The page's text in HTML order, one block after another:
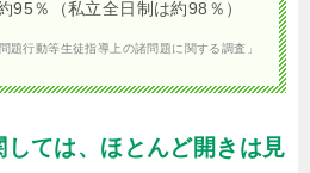
95％（私立全日制は約98％）
題行動等生徒指導上の諸問題に関する調査」
ては、ほとんど開きは見